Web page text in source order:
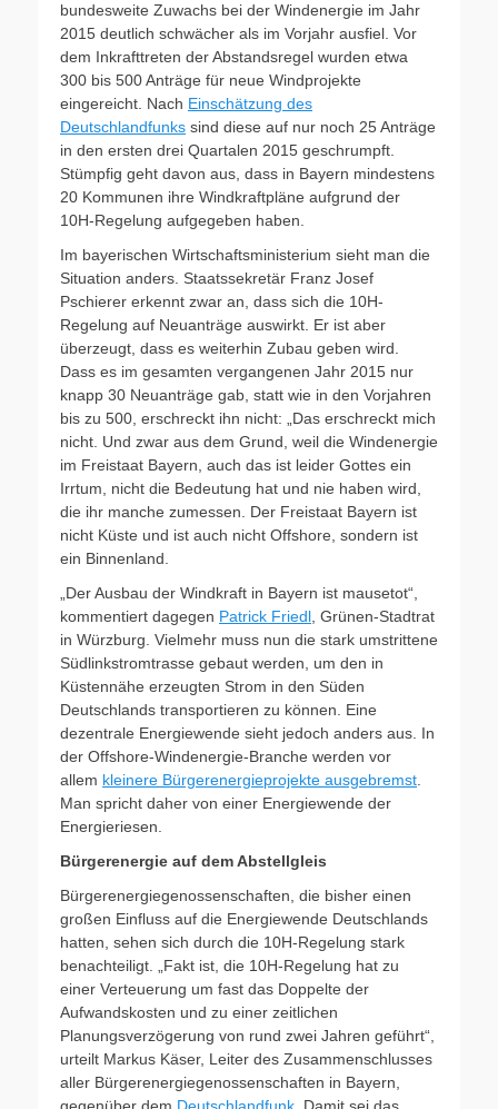
bundesweite Zuwachs bei der Windenergie im Jahr
2015 deutlich schwächer als im Vorjahr ausfiel. Vor
dem Inkrafttreten der Abstandsregel wurden etwa
300 bis 500 Anträge für neue Windprojekte
eingereicht. Nach Einschätzung des
Deutschlandfunks sind diese auf nur noch 25 Anträge
in den ersten drei Quartalen 2015 geschrumpft.
Stümpfig geht davon aus, dass in Bayern mindestens
20 Kommunen ihre Windkraftpläne aufgrund der
10H-Regelung aufgegeben haben.
Im bayerischen Wirtschaftsministerium sieht man die
Situation anders. Staatssekretär Franz Josef
Pschierer erkennt zwar an, dass sich die 10H-
Regelung auf Neuanträge auswirkt. Er ist aber
überzeugt, dass es weiterhin Zubau geben wird.
Dass es im gesamten vergangenen Jahr 2015 nur
knapp 30 Neuanträge gab, statt wie in den Vorjahren
bis zu 500, erschreckt ihn nicht: „Das erschreckt mich
nicht. Und zwar aus dem Grund, weil die Windenergie
im Freistaat Bayern, auch das ist leider Gottes ein
Irrtum, nicht die Bedeutung hat und nie haben wird,
die ihr manche zumessen. Der Freistaat Bayern ist
nicht Küste und ist auch nicht Offshore, sondern ist
ein Binnenland.
„Der Ausbau der Windkraft in Bayern ist mausetot“,
kommentiert dagegen Patrick Friedl , Grünen-Stadtrat
in Würzburg. Vielmehr muss nun die stark umstrittene
Südlinkstromtrasse gebaut werden, um den in
Küstennähe erzeugten Strom in den Süden
Deutschlands transportieren zu können. Eine
dezentrale Energiewende sieht jedoch anders aus. In
der Offshore-Windenergie-Branche werden vor
allem kleinere Bürgerenergieprojekte ausgebremst
Man spricht daher von einer Energiewende der
Energieriesen.
Bürgerenergie auf dem Abstellgleis
Bürgerenergiegenossenschaften, die bisher einen
großen Einfluss auf die Energiewende Deutschlands
hatten, sehen sich durch die 10H-Regelung stark
benachteiligt. „Fakt ist, die 10H-Regelung hat zu
einer Verteuerung um fast das Doppelte der
Aufwandskosten und zu einer zeitlichen
Planungsverzögerung von rund zwei Jahren geführt“,
urteilt Markus Käser, Leiter des Zusammenschlusses
aller Bürgerenergiegenossenschaften in Bayern,